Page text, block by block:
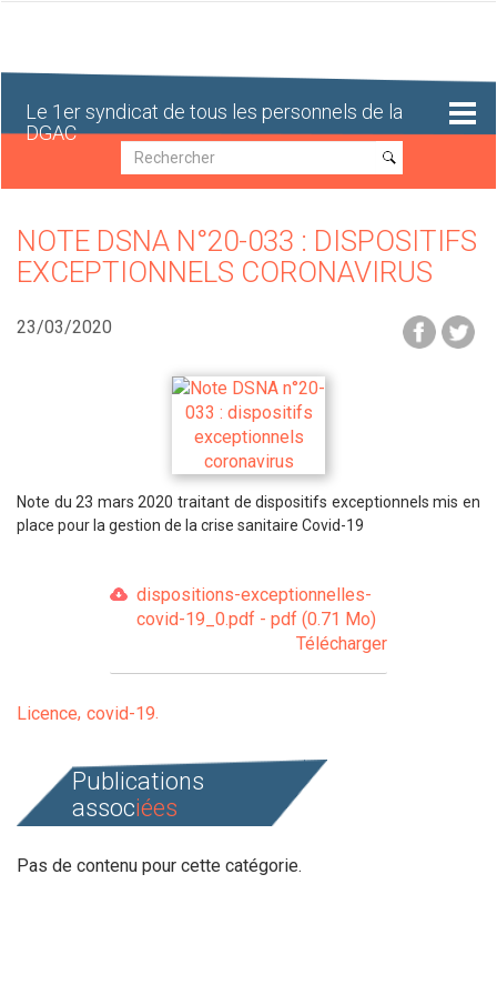
Le 1er syndicat de tous les personnels de la
DGAC
Recherche
Recherche
NOTE DSNA N°20-033 : DISPOSITIFS
EXCEPTIONNELS CORONAVIRUS
23/03/2020
Note du 23 mars 2020 traitant de dispositifs exceptionnels mis en
place pour la gestion de la crise sanitaire Covid-19
dispositions-exceptionnelles-
covid-19_0.pdf - pdf (0.71 Mo)
Télécharger
Licence covid-19
Publications
associées
Pas de contenu pour cette catégorie.